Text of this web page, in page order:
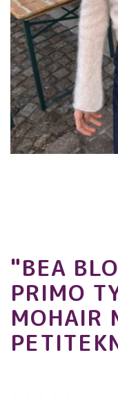
"BEA
PRIMO
MOHAIR